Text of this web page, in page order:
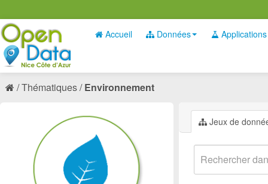
Accueil Données Applications
Thématiques Environnement
Jeux de